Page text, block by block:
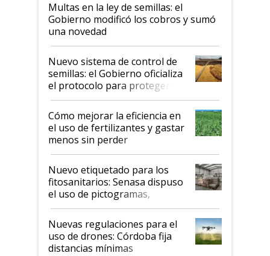
Multas en la ley de semillas: el
Gobierno modificó los cobros y sumó
una novedad
Nuevo sistema de control de
semillas: el Gobierno oficializa
el protocolo para proteger la
propiedad intelectual
Cómo mejorar la eficiencia en
el uso de fertilizantes y gastar
menos sin perder
productividad en la campaña
fina
Nuevo etiquetado para los
fitosanitarios: Senasa dispuso
el uso de pictogramas,
palabras de advertencia e
indicaciones
Nuevas regulaciones para el
uso de drones: Córdoba fija
distancias mínimas